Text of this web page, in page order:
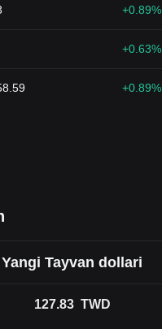
+0.89%
+0.63%
+0.89%
Yangi Tayvan dollari
127.83 TWD